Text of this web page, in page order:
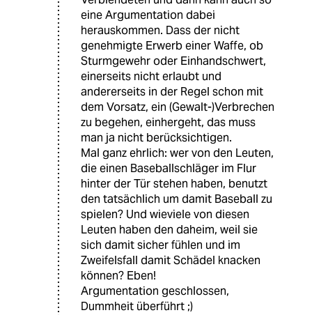
eine Argumentation dabei
herauskommen. Dass der nicht
genehmigte Erwerb einer Waffe, ob
Sturmgewehr oder Einhandschwert,
einerseits nicht erlaubt und
andererseits in der Regel schon mit
dem Vorsatz, ein (Gewalt-)Verbrechen
zu begehen, einhergeht, das muss
man ja nicht berücksichtigen.
Mal ganz ehrlich: wer von den Leuten,
die einen Baseballschläger im Flur
hinter der Tür stehen haben, benutzt
den tatsächlich um damit Baseball zu
spielen? Und wieviele von diesen
Leuten haben den daheim, weil sie
sich damit sicher fühlen und im
Zweifelsfall damit Schädel knacken
können? Eben!
Argumentation geschlossen,
Dummheit überführt ;)